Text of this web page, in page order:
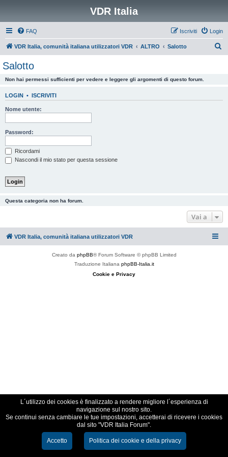
VDR Italia
FAQ Login
Iscriviti
VDR Italia, comunità italiana utilizzatori VDR ALTRO Salotto
Salotto
Non hai permessi sufficienti per vedere e leggere gli argomenti di questo forum.
LOGIN • ISCRIVITI
Nome utente:
Password:
Ricordami
Nascondi il mio stato per questa sessione
Questa categoria non ha forum.
Vai a
VDR Italia, comunità italiana utilizzatori VDR
Creato da phpBB® Forum Software © phpBB Limited
Traduzione Italiana phpBB-Italia.it
Cookie e Privacy
L´utilizzo dei cookies è finalizzato a rendere migliore l´esperienza di
navigazione sul nostro sito.
Se continui senza cambiare le tue impostazioni, accetterai di ricevere i cookies
dal sito "VDR Italia Forum".
Accetto Politica dei cookie e della privacy